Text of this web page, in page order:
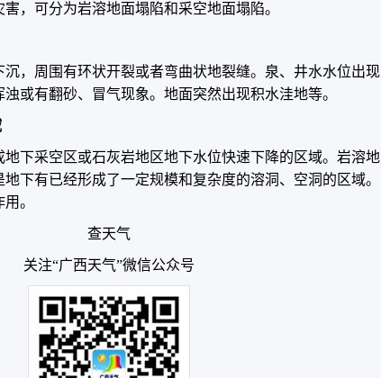
害，可分为岩溶地面塌陷和采空地面塌陷。
，周围有环状开裂或者弯曲状地裂缝。泉、井水水位出现
或有翻砂、冒气现象。地面突然出现积水洼地等。
下采空区或石灰岩地区地下水位快速下降的区域。岩溶地
下有已经形成了一定规模和复杂度的溶洞、空洞的区域。
。
查天气
关注“广西天气”微信公众号